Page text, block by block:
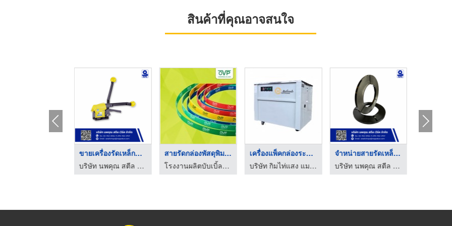
สินค้าที่คุณอาจสนใจ
ขายเครื่องรัดเหล็กพื ...
บริษัท นพคุณ สตีล เวิร์ค จำกัด
สายรัดกล่องพัสดุพิมพ ...
โรงงานผลิตบับเบิ้ลกันกระแทก
เครื่องแพ็คกล่องระบบ ...
บริษัท กิมไท่แสง แมชชีนเนอรี่ จำกัด
จำหน่ายสายรัดเหล็กพื ...
บริษัท นพคุณ สตีล เวิร์ค จำกัด